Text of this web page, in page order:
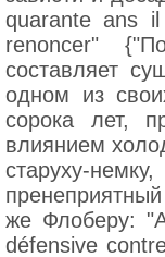
quarante ans
renoncer"
составляет
одном из
сорока лет,
влиянием
старуху-
же Флоберу:
défensive